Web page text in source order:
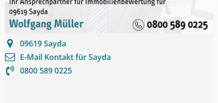
09619Sayda
E-Mail Kontakt fürSayda
0800 589 0225